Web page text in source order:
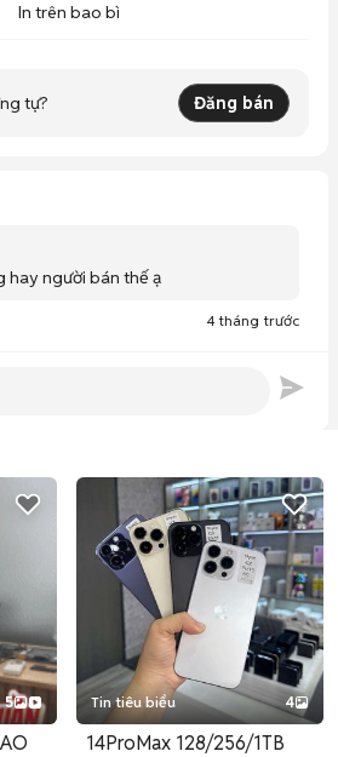
In trên bao bì
tự? Đăng bán
hay người bán thế ạ
4 tháng trước
5 Tin tiêu biểu 4
14ProMax 128/256/1TB